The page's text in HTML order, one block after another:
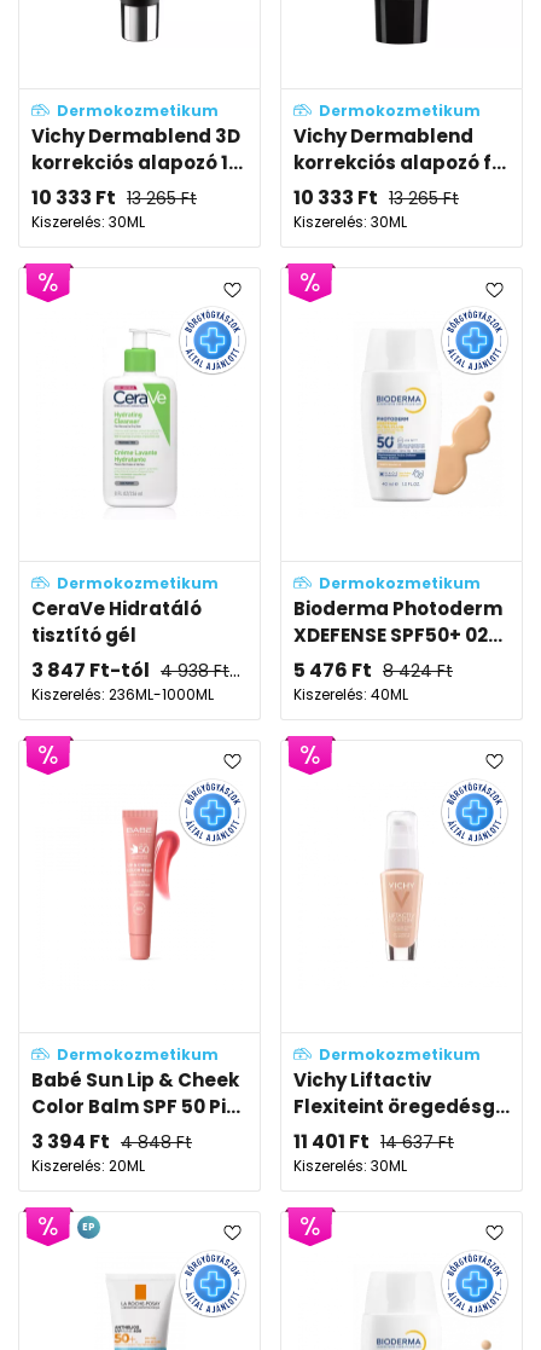
Dermokozmetikum
Vichy Dermablend 3D
korrekciós alapozó 1...
10 333 Ft 13 265Ft
Kiszerelés: 30ML
Dermokozmetikum
Vichy Dermablend
korrekciós alapozó f...
10 333 Ft 13 265Ft
Kiszerelés: 30ML
Dermokozmetikum
CeraVe Hidratáló
tisztító gél
3 847 Ft-tól 4 938Ft-tól
Kiszerelés: 236ML-1000ML
Dermokozmetikum
Bioderma Photoderm
XDEFENSE SPF50+ 02...
5 476 Ft 8 424Ft
Kiszerelés: 40ML
Dermokozmetikum
Babé Sun Lip & Cheek
Color Balm SPF 50 Pi...
3 394 Ft 4 848Ft
Kiszerelés: 20ML
Dermokozmetikum
Vichy Liftactiv
Flexiteint öregedésg...
11 401 Ft 14 637Ft
Kiszerelés: 30ML
EP